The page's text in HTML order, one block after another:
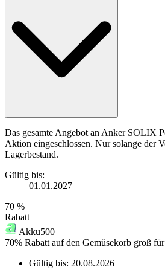
Das gesamte Angebot an Anker SOLIX
Aktion eingeschlossen. Nur solange der
Lagerbestand.
Gültig bis:
01.01.2027
70 %
Rabatt
Akku500
70% Rabatt auf den Gemüsekorb groß
Gültig bis: 20.08.2026